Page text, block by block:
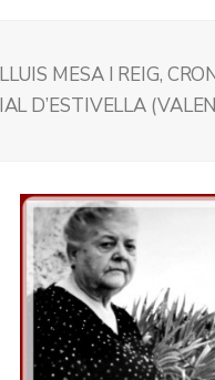
MESA I REIG,
D’ESTIVELLA